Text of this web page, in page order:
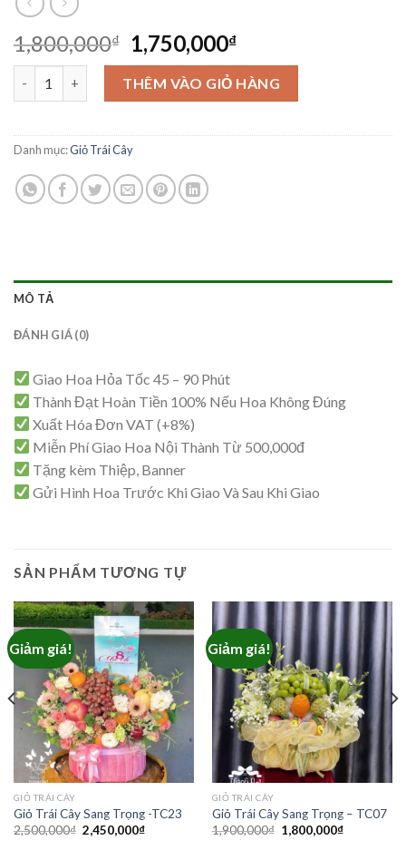
1,800,000₫
Giá
gốc
là:
1,800,000₫.
1,750,000₫Giá
hiện
tại
là:
1,750,000₫.
Giỏ Trái Cây Sang Trọng -TC26 số lượng
THÊM VÀO GIỎ HÀNG
Danh mục:Giỏ Trái Cây
MÔ TẢ
ĐÁNH GIÁ (0)
Giao Hoa Hỏa Tốc 45 – 90 Phút
Thành Đạt Hoàn Tiền 100% Nếu Hoa Không Đúng
Xuất Hóa Đơn VAT (+8%)
Miễn Phí Giao Hoa Nội Thành Từ 500,000đ
Tặng kèm Thiệp, Banner
Gửi Hình Hoa Trước Khi Giao Và Sau Khi Giao
SẢN PHẨM TƯƠNG TỰ
Giảm giá!
GIỎ TRÁI CÂY
Giỏ Trái Cây Sang Trọng -TC23
2,500,000₫ Giá
gốc
2,450,000₫Giá
Giảm giá!
GIỎ TRÁI CÂY
Giỏ Trái Cây Sang Trọng – TC07
1,900,000₫ Giá
gốc
1,800,000₫Giá